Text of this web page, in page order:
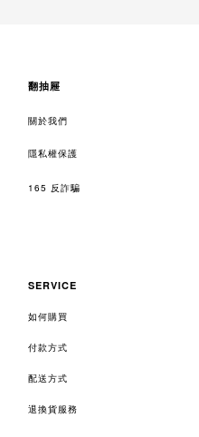
翻抽屜
關於我們
隱私權保護
165 反詐騙
SERVICE
如何購買
付款方式
配送方式
退換貨服務